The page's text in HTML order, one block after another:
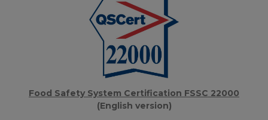
Food Safety System Certification FSSC 22000
(English version)